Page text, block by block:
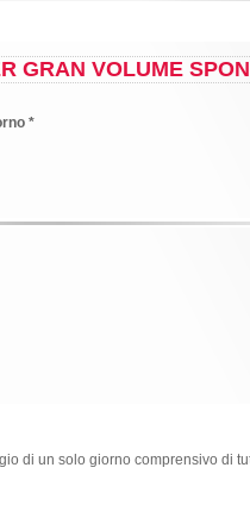
GRAN VOLUME
*
di un solo giorno comprensivo di